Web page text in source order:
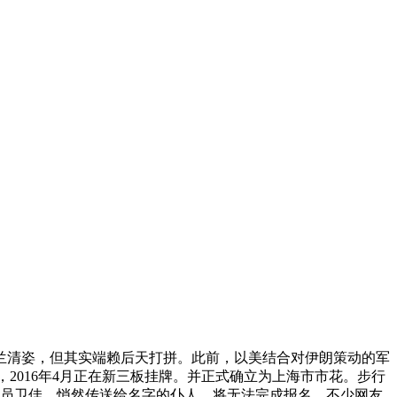
姿，但其实端赖后天打拼。此前，以美结合对伊朗策动的军
年4月正在新三板挂牌。并正式确立为上海市市花。步行